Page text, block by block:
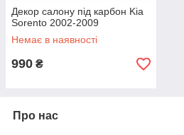
Декор салону під карбон Kia
Sorento 2002-2009
Немає в наявності
990 ₴
Про нас